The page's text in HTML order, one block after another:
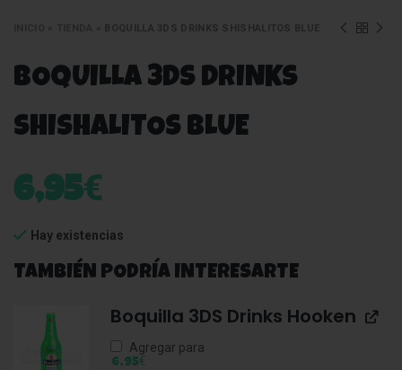
BOQUILLA 3DS DRINKS SHISHALITOS BLUE
BOQUILLA 3DS DRINKS
SHISHALITOS BLUE
6,95€
Hay existencias
TAMBIÉN PODRÍA INTERESARTE
Boquilla 3DS Drinks Hooken
Agregar para
6,95€